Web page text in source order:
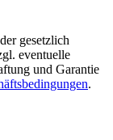
gesetzlich
eventuelle
und Garantie
.